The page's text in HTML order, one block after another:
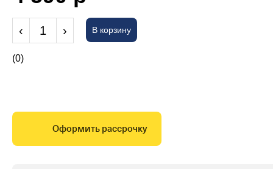
‹ 1 › В корзину
(0)
Оформить рассрочку